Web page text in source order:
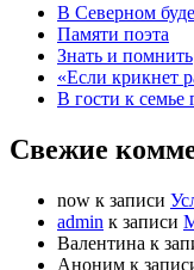
В Северном
Памяти поэта
Знать и помнить
«Если крикнет
В гости к семье
Свежие
now к записи
admin к записи
Валентина к
Аноним к